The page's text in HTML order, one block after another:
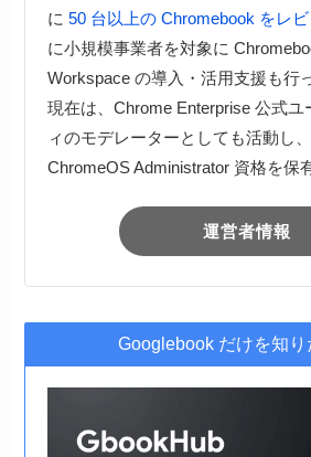
に 50 台以上の Chromebook をレ
に小規模事業者を対象に
Workspace の導入・活用支援も行
現在は、Chrome Enterprise 公式ユ
ィのモデレーターとしても活動し
ChromeOS Administrator 資格を保
運営者情報
Googlebook だけを知り